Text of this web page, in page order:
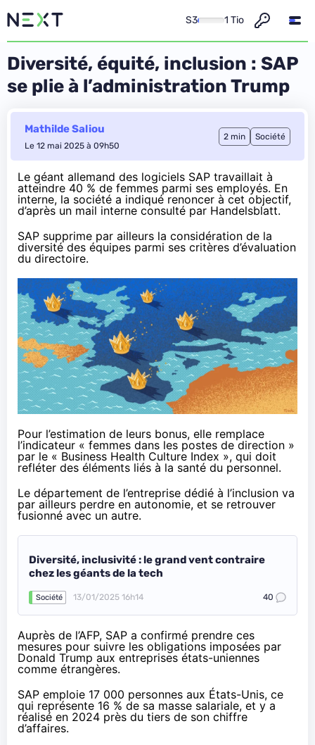
S3 1 Tio
Diversité, équité, inclusion : SAP
se plie à l’administration Trump
Mathilde Saliou
Le 12 mai 2025 à 09h50
2 min Société
Le géant allemand des logiciels SAP travaillait à
atteindre 40 % de femmes parmi ses employés. En
interne, la société a indiqué renoncer à cet objectif,
d’après un mail interne consulté par Handelsblatt.
SAP supprime par ailleurs la considération de la
diversité des équipes parmi ses critères d’évaluation
du directoire.
Pour l’estimation de leurs bonus, elle remplace
l’indicateur « femmes dans les postes de direction »
par le « Business Health Culture Index », qui doit
refléter des éléments liés à la santé du personnel.
Le département de l’entreprise dédié à l’inclusion va
par ailleurs perdre en autonomie, et se retrouver
fusionné avec un autre.
Diversité, inclusivité : le grand vent contraire
chez les géants de la tech
Société 13/01/2025 16h14 40
Auprès de l’AFP, SAP a confirmé prendre ces
mesures pour suivre les obligations imposées par
Donald Trump aux entreprises états-uniennes
comme étrangères.
SAP emploie 17 000 personnes aux États-Unis, ce
qui représente 16 % de sa masse salariale, et y a
réalisé en 2024 près du tiers de son chiffre
d’affaires.